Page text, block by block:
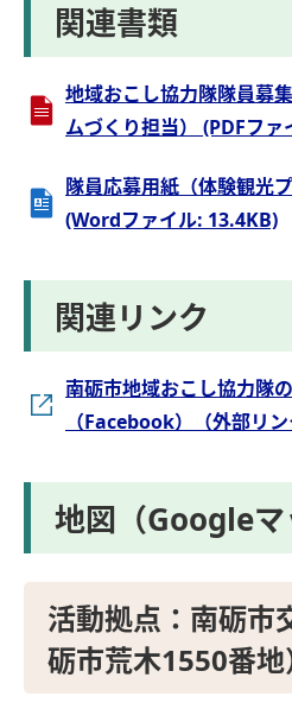
関連書類
地域おこし協力隊隊員募
ムづくり担当） (PDFフ
隊員応募用紙（体験観光
(Wordファイル: 13.4KB)
関連リンク
南砺市地域おこし協力隊
（Facebook）（外部リン
地図（Googleマ
活動拠点：南砺市
砺市荒木1550番地